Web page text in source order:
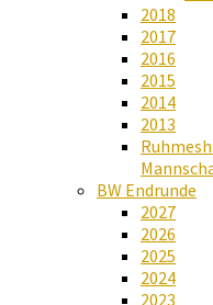
2018
2017
2016
2015
2014
2013
BW Endrunde
2027
2026
2025
2024
2023